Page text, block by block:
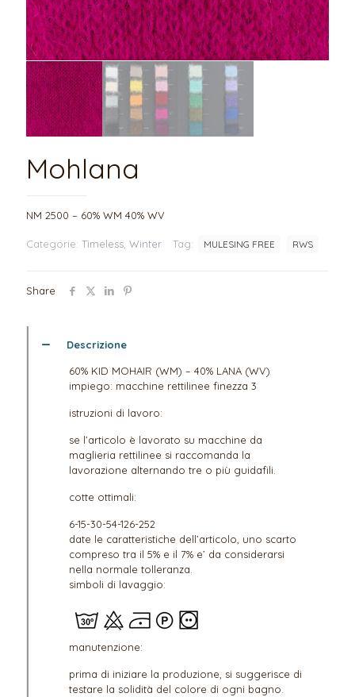
Mohlana
NM 2500 – 60% WM 40% WV
Categorie: Timeless Winter Tag: MULESING FREE RWS
Share
Descrizione
60% KID MOHAIR (WM) – 40% LANA (WV)
impiego: macchine rettilinee finezza 3
istruzioni di lavoro:
se l’articolo è lavorato su macchine da
maglieria rettilinee si raccomanda la
lavorazione alternando tre o più guidafili.
cotte ottimali:
6-15-30-54-126-252
date le caratteristiche dell’articolo, uno scarto
compreso tra il 5% e il 7% e’ da considerarsi
nella normale tolleranza.
simboli di lavaggio:
manutenzione:
prima di iniziare la produzione, si suggerisce di
testare la solidità del colore di ogni bagno.